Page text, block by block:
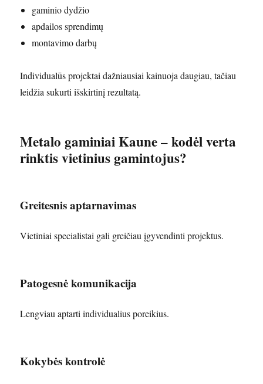
gaminio dydžio
apdailos sprendimų
montavimo darbų
Individualūs projektai dažniausiai kainuoja daugiau, tačiau
leidžia sukurti išskirtinį rezultatą.
Metalo gaminiai Kaune – kodėl verta
rinktis vietinius gamintojus?
Greitesnis aptarnavimas
Vietiniai specialistai gali greičiau įgyvendinti projektus.
Patogesnė komunikacija
Lengviau aptarti individualius poreikius.
Kokybės kontrolė